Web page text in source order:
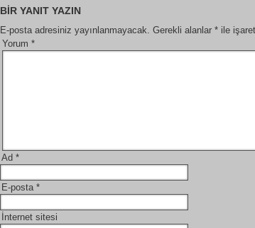
BIR YANIT YAZIN
E-posta adresiniz yayınlanmayacak. Gerekli alanlar * ile
Yorum *
Ad *
E-posta *
İnternet sitesi